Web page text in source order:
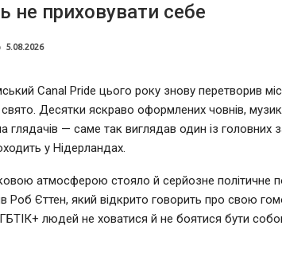
не приховувати себе
5.08.2026
Canal Pride цього року знову перетворив
Десятки яскраво оформлених човнів,
глядачів — саме так виглядав один із головних
у Нідерландах.
атмосферою стояло й серйозне політичне
Роб Єттен, який відкрито говорить про свою
людей не ховатися й не боятися бути